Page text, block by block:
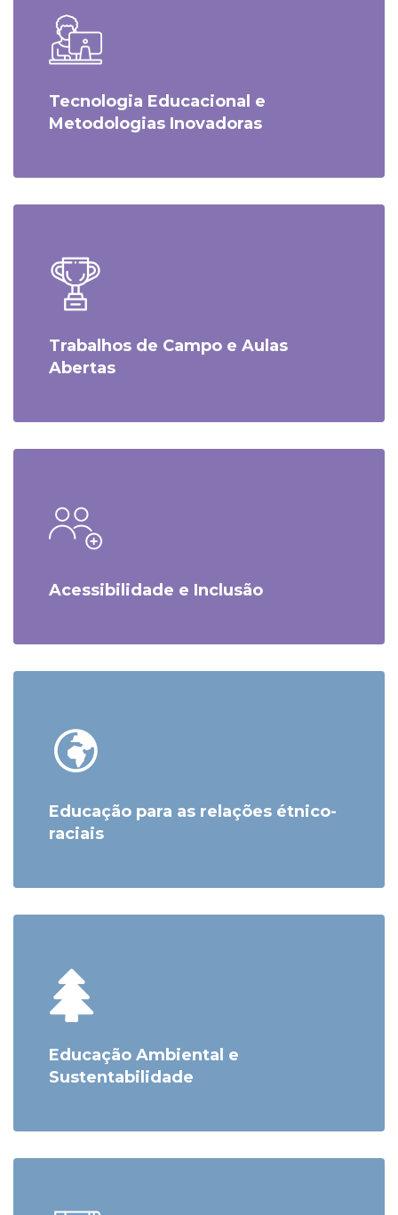
Tecnologia Educacional e
Metodologias Inovadoras
Trabalhos de Campo e Aulas
Abertas
Acessibilidade e Inclusão
Educação para as relações étnico-
raciais
Educação Ambiental e
Sustentabilidade